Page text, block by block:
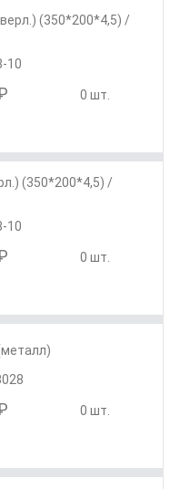
(350*200*4,5) /
10
0 шт.
(350*200*4,5) /
10
0 шт.
0 шт.